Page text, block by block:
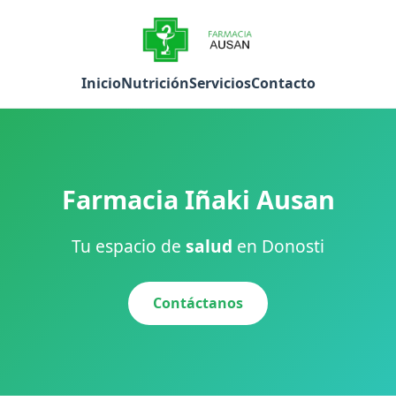
InicioNutriciónServiciosContacto
Farmacia Iñaki Ausan
Tu espacio de salud en Donosti
Contáctanos